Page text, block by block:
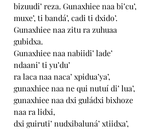
bizuudi’ reza. Gunaxhiee naa bi’cu’,
muxe’, ti bandá’, cadi ti dxido’.
Gunaxhiee naa zitu ra zuhuaa
gubidxa.
Gunaxhiee naa nabiidi’ lade’
ndaani’ ti yu’du’
ra laca naa naca’ xpidua’ya’,
gunaxhiee naa ne qui nutuí di’ lua’,
gunaxhiee naa dxi guládxi bixhoze
naa ra lidxi,
dxi guiruti’ nudxibaluná’ xtiidxa’,